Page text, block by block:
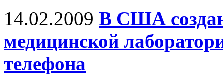
14.02.2009 В США
медицинской
телефона